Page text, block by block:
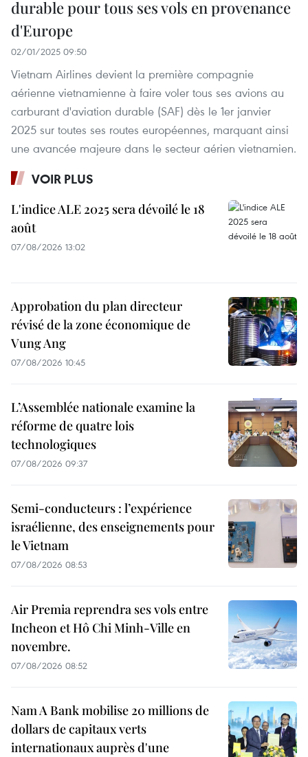
durable pour tous ses vols en provenance
d'Europe
02/01/2025 09:50
Vietnam Airlines devient la première compagnie
aérienne vietnamienne à faire voler tous ses avions au
carburant d'aviation durable (SAF) dès le 1er janvier
2025 sur toutes ses routes européennes, marquant ainsi
une avancée majeure dans le secteur aérien vietnamien.
VOIR PLUS
L'indice ALE 2025 sera dévoilé le 18
août
07/08/2026 13:02
Approbation du plan directeur
révisé de la zone économique de
Vung Ang
07/08/2026 10:45
L’Assemblée nationale examine la
réforme de quatre lois
technologiques
07/08/2026 09:37
Semi-conducteurs : l’expérience
israélienne, des enseignements pour
le Vietnam
07/08/2026 08:53
Air Premia reprendra ses vols entre
Incheon et Hô Chi Minh-Ville en
novembre.
07/08/2026 08:52
Nam A Bank mobilise 20 millions de
dollars de capitaux verts
internationaux auprès d'une